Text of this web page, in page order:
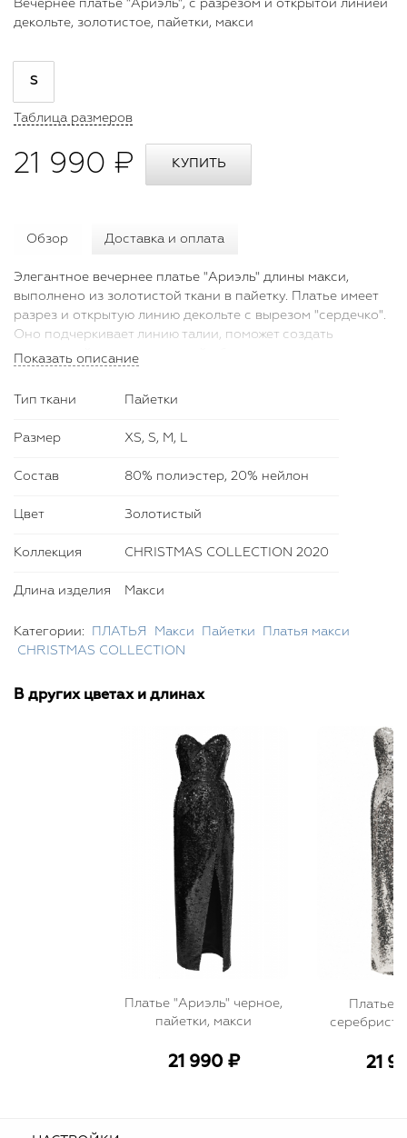
Вечернее платье "Ариэль", с разрезом и открытой линией
декольте, золотистое, пайетки, макси
S
Таблица размеров
21 990 ₽
Обзор Доставка и оплата
Элегантное вечернее платье "Ариэль" длины макси,
выполнено из золотистой ткани в пайетку. Платье имеет
разрез и открытую линию декольте с вырезом "сердечко".
Оно подчеркивает линию талии, поможет создать
грациозный и ослепительный образ для новогоднего
Параметры изделия для размера XS: Обхват груди 84,5
обхват талии 70,5 см, обхват бёдер 95 см, длина изделия
по спинке 134 см.
обхват талии 79,5 см, обхват бёдер 103 см, длина изделия
по спинке 134 см.
Показать описание
Тип ткани Пайетки
Размер XS, S, M, L
Состав 80% полиэстер, 20% нейлон
Цвет Золотистый
Коллекция CHRISTMAS COLLECTION 2020
Длина изделия Макси
Категории: ПЛАТЬЯ Макси Пайетки
Платья макси
CHRISTMAS COLLECTION
В других цветах и длинах
Платье "Ариэль" черное,
пайетки, макси
21 990 ₽
Платье
21